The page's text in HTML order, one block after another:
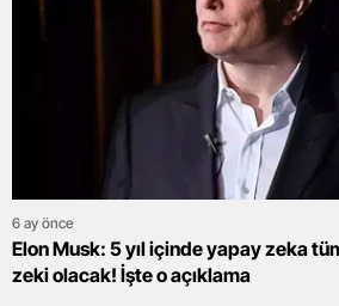
6 ay önce
Elon Musk: 5 yıl içinde yapay zeka
zeki olacak! İşte o açıklama